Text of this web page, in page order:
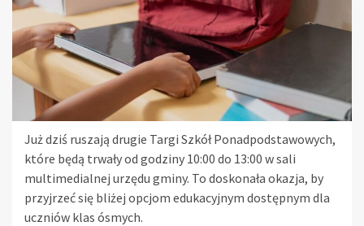
Już dziś ruszają drugie Targi Szkół Ponadpodstawowych,
które będą trwały od godziny 10:00 do 13:00 w sali
multimedialnej urzędu gminy. To doskonała okazja, by
przyjrzeć się bliżej opcjom edukacyjnym dostępnym dla
uczniów klas ósmych.